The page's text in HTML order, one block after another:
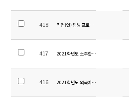
418 직업(인) 탐방 프로그램 참여업체 조사
417 2021학년도 소주한국학교 4월 월중계획
416 2021학년도 외국어 쓰기 겨루기 운영 계획